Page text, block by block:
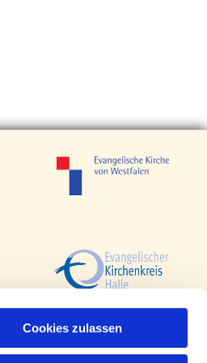
Cookies zulassen